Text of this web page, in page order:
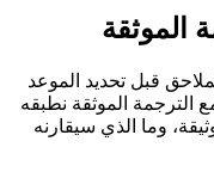
الموثقة
قبل تحديد الموعد
الترجمة الموثقة نطبقه
وما الذي سيقارنه